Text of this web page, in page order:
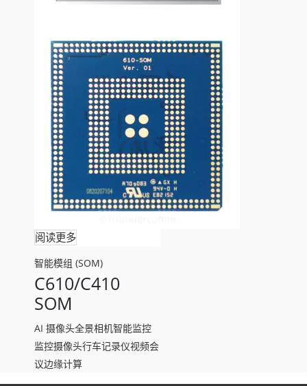
阅读更多
智能模组 (SOM)
C610/C410
SOM
AI 摄像头全景相机智能监控
监控摄像头行车记录仪视频会
议边缘计算